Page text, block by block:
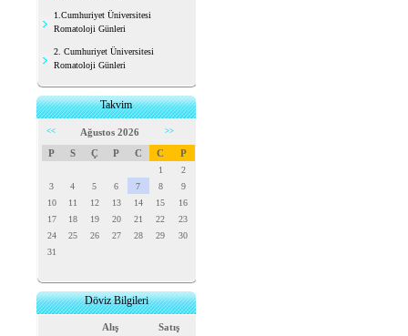
1.Cumhuriyet Üniversitesi
Romatoloji Günleri
2. Cumhuriyet Üniversitesi
Romatoloji Günleri
Takvim
<< Ağustos 2026 >>
P S Ç P C C P
1
2
3
4 5 6 7 8
9
10
11 12 13 14 15
16
17
18 19 20 21 22
23
24
25 26 27 28 29
30
31
Döviz Bilgileri
Alış Satış